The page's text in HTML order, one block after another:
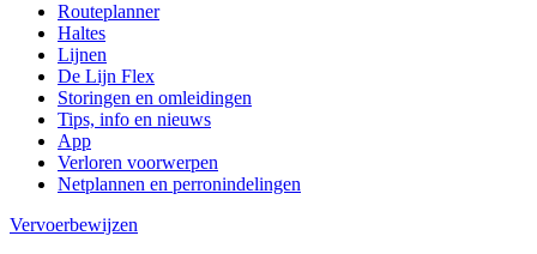
Routeplanner
Haltes
Lijnen
De Lijn Flex
Storingen en omleidingen
Tips, info en nieuws
App
Verloren voorwerpen
Netplannen en perronindelingen
Vervoerbewijzen